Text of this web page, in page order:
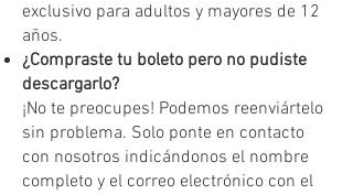
exclusivo para adultos y mayores de 12
años.
¿Compraste tu boleto pero no pudiste
descargarlo?
¡No te preocupes! Podemos reenviártelo
sin problema. Solo ponte en contacto
con nosotros indicándonos el nombre
completo y el correo electrónico con el